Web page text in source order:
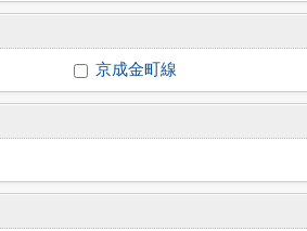
京成金町線